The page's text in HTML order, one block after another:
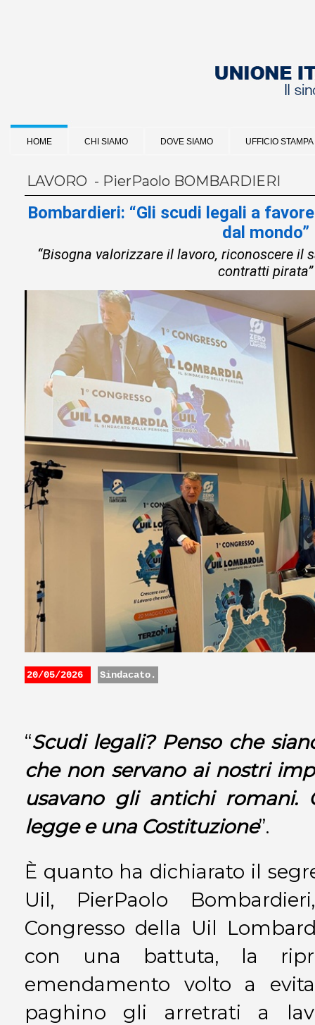
HOME CHI SIAMO DOVE SIAMO UFFICIO STAMPA
LAVORO - PierPaolo BOMBARDIERI
Bombardieri: “Gli scudi legali a
dal mondo”
“Bisogna valorizzare il lavoro, riconoscere il
contratti pirata”
20/05/2026 Sindacato.
“Scudi legali? Penso che
che non servano ai nostri
usavano gli antichi romani.
legge e una Costituzione”.
È quanto ha dichiarato il
Uil, PierPaolo
Congresso della Uil
con una battuta, la
emendamento volto a
paghino gli arretrati a